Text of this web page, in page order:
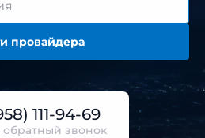
провайдера
111-94-69
обратный звонок